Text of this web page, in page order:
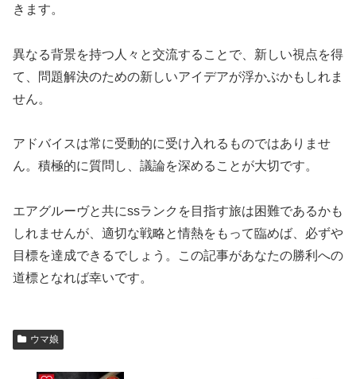
きます。
異なる背景を持つ人々と交流することで、新しい視点を得
て、問題解決のための新しいアイデアが浮かぶかもしれま
せん。
アドバイスは常に受動的に受け入れるものではありませ
ん。積極的に質問し、議論を深めることが大切です。
エアグルーヴと共にssランクを目指す旅は困難であるかも
しれませんが、適切な戦略と情熱をもって臨めば、必ずや
目標を達成できるでしょう。この記事があなたの勝利への
道標となれば幸いです。
ウマ娘